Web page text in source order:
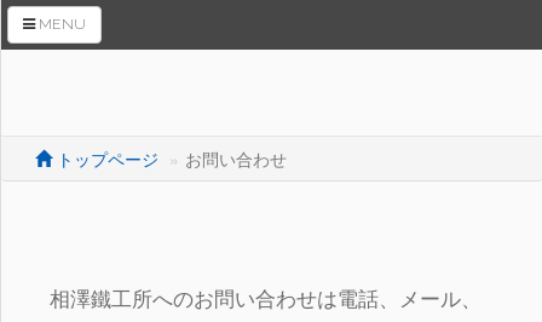
MENU
トップページ お問い合わせ
相澤鐵工所へのお問い合わせは電話、メール、